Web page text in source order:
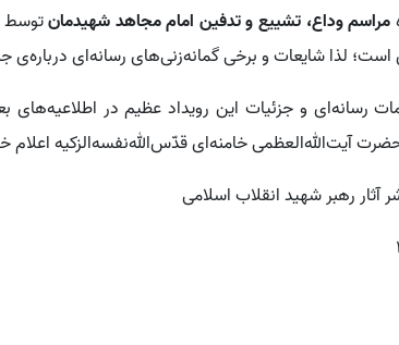
مراسم وداع، تشییع و تدفین امام مجاهد شهیدمانتوسط
لذا شایعات و برخی گمانه‌زنی‌های رسانه‌ای درباره‌ی
رسانه‌ای و جزئیات این رویداد عظیم در
آیت‌الله‌العظمی خامنه‌ای‌ قدّس‌الله‌نفسه‌الزکیه اعلام
آثار رهبر شهید انقلاب اسلامی